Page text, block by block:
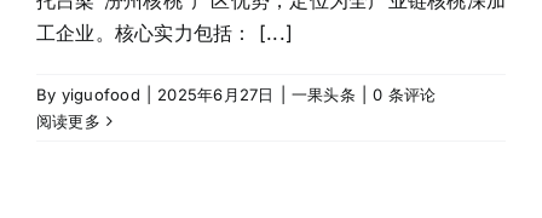
工企业。核心实力包括： [...]
By yiguofood 2025年6月27日 一果头条
0 条评论
阅读更多